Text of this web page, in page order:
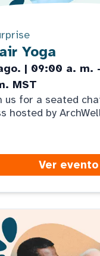
Yoga
| 09:00 a. m.
MST
us for a seated
hosted by
Ver evento